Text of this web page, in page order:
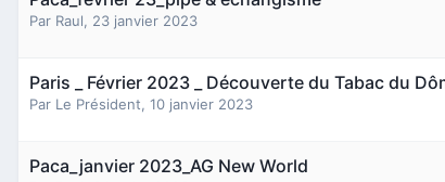
Par Raul 23 janvier 2023
Paris _ Février 2023 _ Découverte du Tabac du
Par Le Président, 10 janvier 2023
Paca_janvier 2023_AG New World